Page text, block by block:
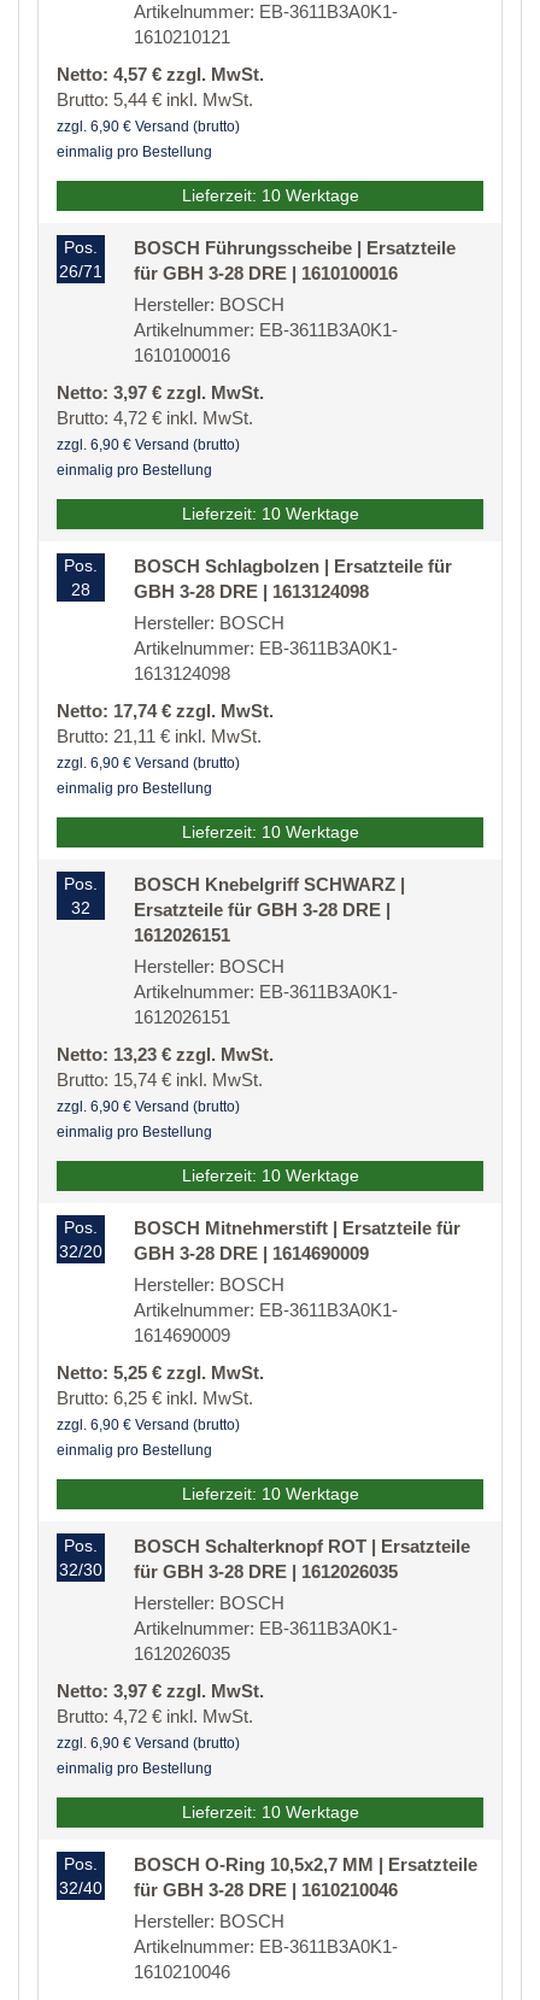
Artikelnummer: EB-3611B3A0K1-
1610210121
Netto: 4,57 € zzgl. MwSt.
Brutto: 5,44 € inkl. MwSt.
zzgl. 6,90 € Versand (brutto)
einmalig pro Bestellung
Lieferzeit: 10 Werktage
Pos.
26/71
BOSCH Führungsscheibe | Ersatzteile
für GBH 3-28 DRE | 1610100016
Hersteller: BOSCH
Artikelnummer: EB-3611B3A0K1-
1610100016
Netto: 3,97 € zzgl. MwSt.
Brutto: 4,72 € inkl. MwSt.
zzgl. 6,90 € Versand (brutto)
einmalig pro Bestellung
Lieferzeit: 10 Werktage
Pos.
28
BOSCH Schlagbolzen | Ersatzteile für
GBH 3-28 DRE | 1613124098
Hersteller: BOSCH
Artikelnummer: EB-3611B3A0K1-
1613124098
Netto: 17,74 € zzgl. MwSt.
Brutto: 21,11 € inkl. MwSt.
zzgl. 6,90 € Versand (brutto)
einmalig pro Bestellung
Lieferzeit: 10 Werktage
Pos.
32
BOSCH Knebelgriff SCHWARZ |
Ersatzteile für GBH 3-28 DRE |
1612026151
Hersteller: BOSCH
Artikelnummer: EB-3611B3A0K1-
1612026151
Netto: 13,23 € zzgl. MwSt.
Brutto: 15,74 € inkl. MwSt.
zzgl. 6,90 € Versand (brutto)
einmalig pro Bestellung
Lieferzeit: 10 Werktage
Pos.
32/20
BOSCH Mitnehmerstift | Ersatzteile für
GBH 3-28 DRE | 1614690009
Hersteller: BOSCH
Artikelnummer: EB-3611B3A0K1-
1614690009
Netto: 5,25 € zzgl. MwSt.
Brutto: 6,25 € inkl. MwSt.
zzgl. 6,90 € Versand (brutto)
einmalig pro Bestellung
Lieferzeit: 10 Werktage
Pos.
32/30
BOSCH Schalterknopf ROT | Ersatzteile
für GBH 3-28 DRE | 1612026035
Hersteller: BOSCH
Artikelnummer: EB-3611B3A0K1-
1612026035
Netto: 3,97 € zzgl. MwSt.
Brutto: 4,72 € inkl. MwSt.
zzgl. 6,90 € Versand (brutto)
einmalig pro Bestellung
Lieferzeit: 10 Werktage
Pos.
32/40
BOSCH O-Ring 10,5x2,7 MM | Ersatzteile
für GBH 3-28 DRE | 1610210046
Hersteller: BOSCH
Artikelnummer: EB-3611B3A0K1-
1610210046